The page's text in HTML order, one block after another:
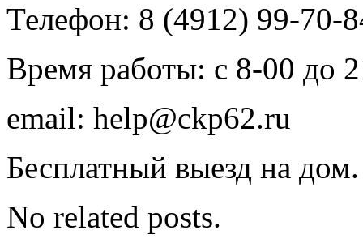
Телефон: 8 (4912) 99-70-
Время работы: с 8-00 до
email: help@ckp62.ru
Бесплатный выезд на дом.
No related posts.